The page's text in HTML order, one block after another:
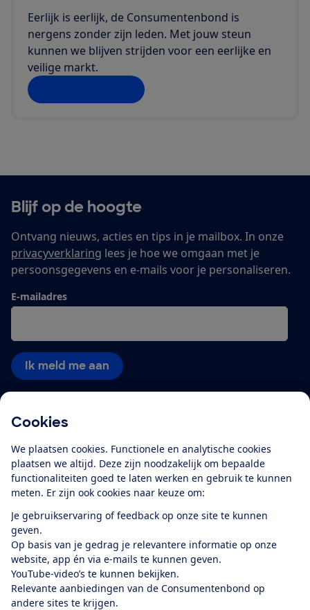
Cookies
We plaatsen cookies. Functionele en analytische cookies
plaatsen we altijd. Deze zijn noodzakelijk om bepaalde
functionaliteiten goed te laten werken en gebruik te kunnen
meten. Er zijn ook cookies naar keuze om:
Je gebruikservaring of feedback op onze site te kunnen
geven.
Op basis van je gedrag je relevantere informatie op onze
website, app én via e-mails te kunnen geven.
YouTube-video’s te kunnen bekijken.
Relevante aanbiedingen van de Consumentenbond op
andere sites te krijgen.
Eerlijk is eerlijk, de Consumentenbond is
nergens zonder zijn leden. Met jouw steun
kunnen we blijven strijden voor een eerlijke en
veilige markt.
Blijf op de hoogte
Ontvang nieuws, acties en tips in je mailbox. In onze
privacyverklaring lees je hoe we omgaan met je
persoonsgegevens en e-mails voor je personaliseren.
E-mailadres
Ik meld me aan
Service & Contact
Over ons
Doe mee
Boeken & Bladen
Download de app